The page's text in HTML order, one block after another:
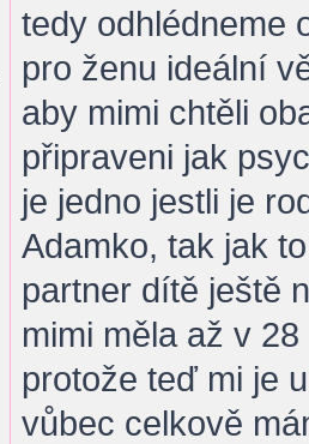
tedy odhlédneme
pro ženu ideální
aby mimi chtěli
připraveni jak
je jedno jestli je
Adamko, tak jak
partner dítě ještě
mimi měla až v
protože teď mi je
vůbec celkově